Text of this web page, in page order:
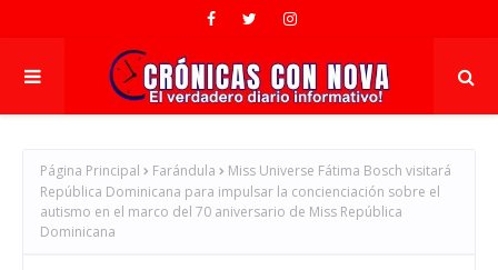
Página Principal Farándula
Miss Universe Fátima Bosch visitará
República Dominicana para impulsar la concienciación sobre el
autismo en el marco del 70 aniversario de Miss República
Dominicana